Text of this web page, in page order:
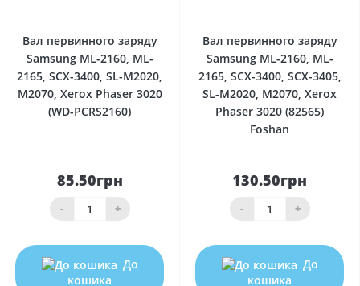
Вал первинного заряду
Samsung ML-2160, ML-
2165, SCX-3400, SL-M2020,
M2070, Xerox Phaser 3020
(WD-PCRS2160)
85.50грн
- +
До
кошика
Вал первинного заряду
Samsung ML-2160, ML-
2165, SCX-3400, SCX-3405,
SL-M2020, M2070, Xerox
Phaser 3020 (82565)
Foshan
130.50грн
- +
До
кошика